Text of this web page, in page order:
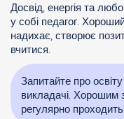
Досвід, енергія та
у собі педагог.
надихає, створює
вчитися.
Запитайте про
викладачі. Хорошим
регулярно проходить